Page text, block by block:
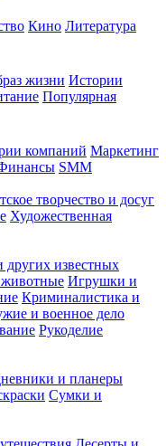
Кино Литература
жизни Истории
Популярная
компаний Маркетинг
SMM
творчество и досуг
Художественная
других известных
Игрушки и
Криминалистика и
и военное дело
Рукоделие
и планеры
Сумки и